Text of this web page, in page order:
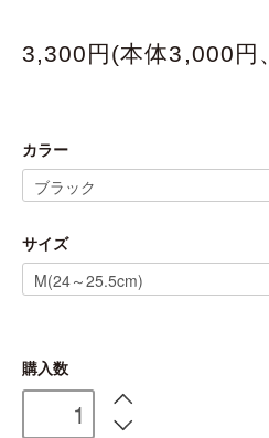
3,300円(本体3,000円
カラー
サイズ
購入数